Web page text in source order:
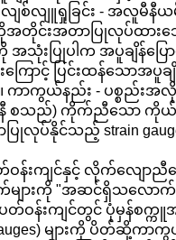
လျူရှုခြင်း - အလူမီနီယမ်ပ
င်းအတာပြုလုပ်ထားသေ
ကို အသုံးပြုပါက အပူချိန်ပြ
းကြောင့် ပြင်းထန်သောအပူခ
ကာကွယ်နည်း - ပစ္စည်း
းနီ စသည်) ကိုက်ညီသော ကို
လုပ်နိုင်သည့် strain
ဝန်းကျင်နှင့် လိုက်လျောညီ
ျားကို "အဆင်ရှိသလောက်"
တ်ဝန်းကျင်တွင် ပုံမှန်စက္ကူ
များကို ပိတ်ဆို့က